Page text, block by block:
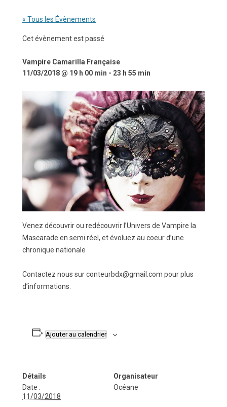
« Tous les Évènements
Cet évènement est passé
Vampire Camarilla Française
11/03/2018 @ 19 h 00 min - 23 h 55 min
Venez découvrir ou redécouvrir l’Univers de Vampire la
Mascarade en semi réel, et évoluez au coeur d’une
chronique nationale
Contactez nous sur conteurbdx@gmail.com pour plus
d’informations.
Ajouter au calendrier
Détails
Date :
11/03/2018
Organisateur
Océane